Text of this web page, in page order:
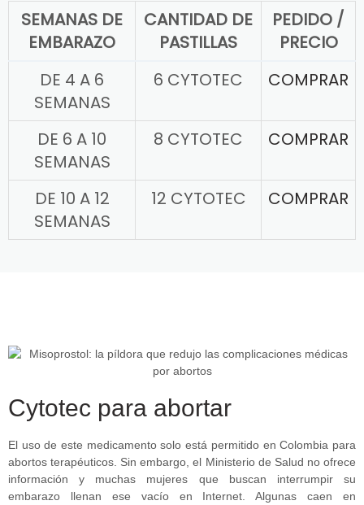
SEMANAS DE
EMBARAZO
CANTIDAD DE
PASTILLAS
PEDIDO /
PRECIO
DE 4 A 6
SEMANAS
6 CYTOTEC COMPRAR
DE 6 A 10
SEMANAS
8 CYTOTEC COMPRAR
DE 10 A 12
SEMANAS
12 CYTOTEC COMPRAR
Cytotec para abortar
El uso de este medicamento solo está permitido en Colombia para
abortos terapéuticos. Sin embargo, el Ministerio de Salud no ofrece
información y muchas mujeres que buscan interrumpir su
embarazo llenan ese vacío en Internet. Algunas caen en